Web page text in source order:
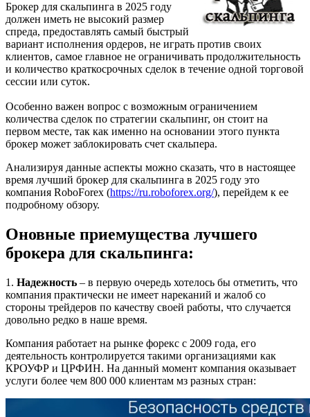
Брокер для скальпинга в 2025 году
должен иметь не высокий размер
спреда, предоставлять самый быстрый
вариант исполнения ордеров, не играть против своих
клиентов, самое главное не ограничивать продолжительность
и количество краткосрочных сделок в течение одной торговой
сессии или суток.
Особенно важен вопрос с возможным ограничением
количества сделок по стратегии скальпинг, он стоит на
первом месте, так как именно на основании этого пункта
брокер может заблокировать счет скальпера.
Анализируя данные аспекты можно сказать, что в настоящее
время лучший брокер для скальпинга в 2025 году это
компания RoboForex (https://ru.roboforex.org/), перейдем к ее
подробному обзору.
Оновные приемущества лучшего
брокера для скальпинга:
1. Надежность – в первую очередь хотелось бы отметить, что
компания практически не имеет нареканий и жалоб со
стороны трейдеров по качеству своей работы, что случается
довольно редко в наше время.
Компания работает на рынке форекс с 2009 года, его
деятельность контролируется такими организациями как
КРОУФР и ЦРФИН. На данный момент компания оказывает
услуги более чем 800 000 клиентам мз разных стран: